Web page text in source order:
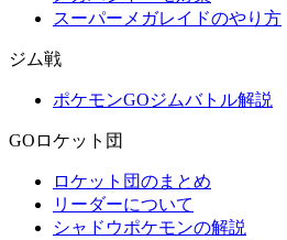
スーパーメガレイドのやり方
ジム戦
ポケモンGOジムバトル解説
GOロケット団
ロケット団のまとめ
リーダーについて
シャドウポケモンの解説